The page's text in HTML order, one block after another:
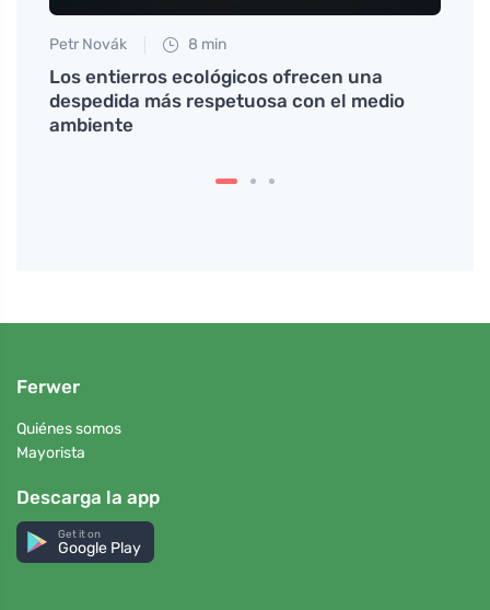
Petr Novák 8 min
Los entierros ecológicos ofrecen una
despedida más respetuosa con el medio
ambiente
Ferwer
Quiénes somos
Mayorista
Descarga la app
Get it on
Google Play